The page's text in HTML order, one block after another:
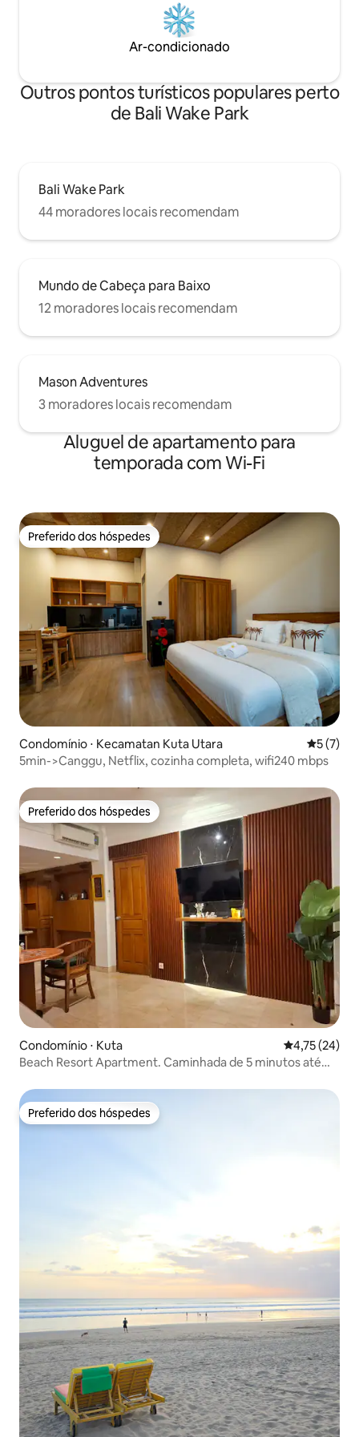
Ar-condicionado
Outros pontos turísticos populares perto
de Bali Wake Park
Bali Wake Park
44 moradores locais recomendam
Mundo de Cabeça para Baixo
12 moradores locais recomendam
Mason Adventures
3 moradores locais recomendam
Aluguel de apartamento para
temporada com Wi-Fi
Preferido dos hóspedes
Preferido dos hóspedes
Condomínio ⋅ Kecamatan Kuta Utara 5 de
5 (7)
5min->Canggu, Netflix, cozinha completa, wifi240 mbps
Preferido dos hóspedes
Preferido dos hóspedes
Condomínio ⋅ Kuta 4,75 de uma
4,75 (24)
Beach Resort Apartment. Caminhada de 5 minutos até
Preferido dos hóspedes
Preferido dos hóspedes